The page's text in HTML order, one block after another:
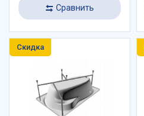
Сравнить
Скидка